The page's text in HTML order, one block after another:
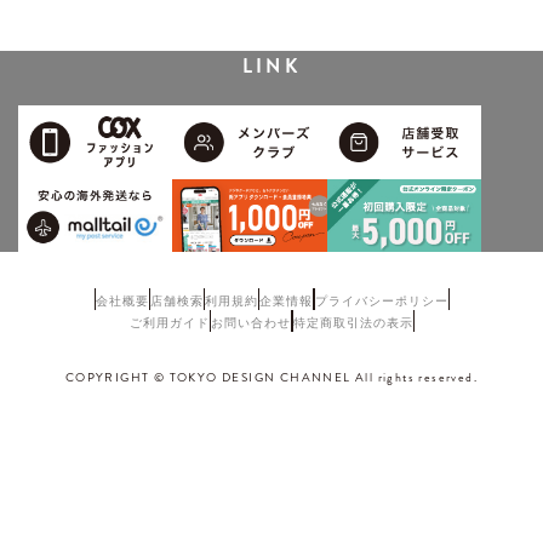
LINK
会社概要 店舗検索利用規約企業情報 プライバシーポリシー
ご利用ガイド お問い合わせ 特定商取引法の表示
COPYRIGHT © TOKYO DESIGN CHANNEL All rights reserved.